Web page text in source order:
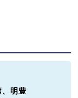
明豊